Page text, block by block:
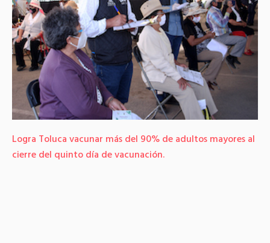
Logra Toluca vacunar más del 90% de adultos mayores al
cierre del quinto día de vacunación.